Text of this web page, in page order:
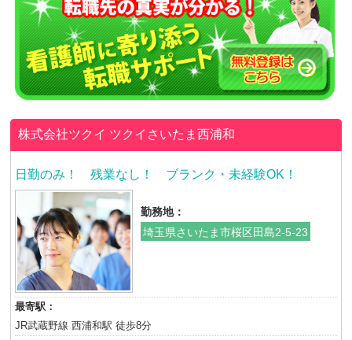
株式会社ツクイ ツクイさいたま西浦和
日勤のみ！ 残業なし！ ブランク・未経験OK！
勤務地：
埼玉県さいたま市桜区田島2-5-23
最寄駅：
JR武蔵野線 西浦和駅 徒歩8分